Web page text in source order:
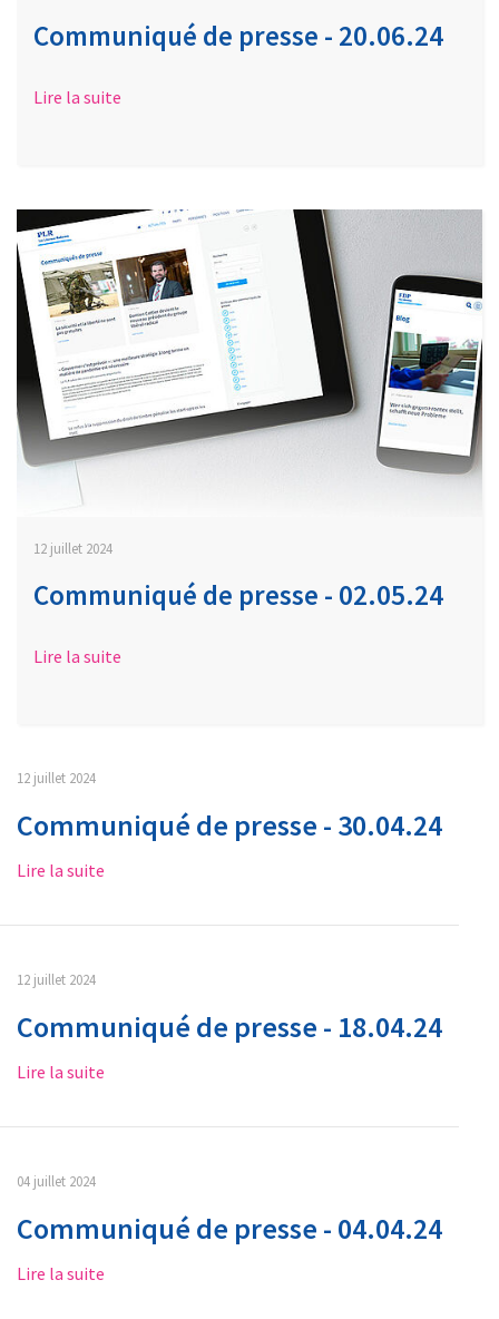
Communiqué de presse - 20.06.24
Lire la suite
12 juillet 2024
Communiqué de presse - 02.05.24
Lire la suite
12 juillet 2024
Communiqué de presse - 30.04.24
Lire la suite
12 juillet 2024
Communiqué de presse - 18.04.24
Lire la suite
04 juillet 2024
Communiqué de presse - 04.04.24
Lire la suite